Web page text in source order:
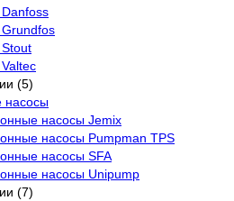
(5)
насосы
насосы Jemix
насосы Pumpman TPS
насосы SFA
насосы Unipump
(7)